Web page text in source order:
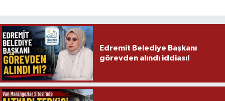
Edremit Belediye Başkanı
görevden alındı iddiası!